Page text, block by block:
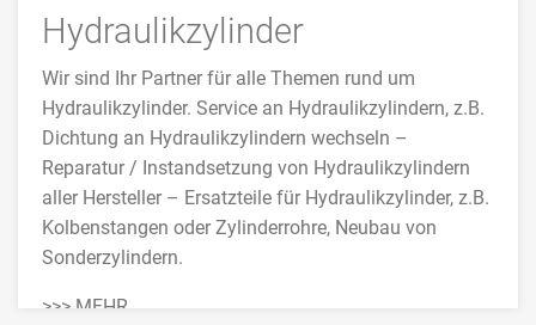
Hydraulikzylinder
Wir sind Ihr Partner für alle Themen rund um
Hydraulikzylinder. Service an Hydraulikzylindern, z.B.
Dichtung an Hydraulikzylindern wechseln –
Reparatur / Instandsetzung von Hydraulikzylindern
aller Hersteller – Ersatzteile für Hydraulikzylinder, z.B.
Kolbenstangen oder Zylinderrohre, Neubau von
Sonderzylindern.
>>> MEHR